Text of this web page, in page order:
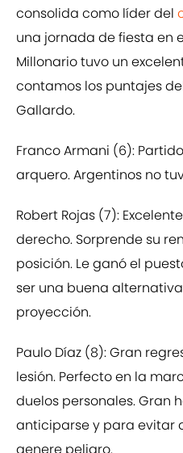
consolida como líder del
una jornada de fiesta en
Millonario tuvo un
contamos los puntajes
Gallardo.
Franco Armani (6):
arquero. Argentinos no
Robert Rojas (7):
derecho. Sorprende su
posición. Le ganó el
ser una buena
proyección.
Paulo Díaz (8): Gran
lesión. Perfecto en la
duelos personales. Gran
anticiparse y para evitar